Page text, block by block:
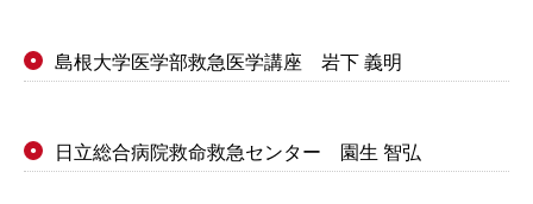
● 島根大学医学部救急医学講座 岩下 義明
● 日立総合病院救命救急センター 園生 智弘